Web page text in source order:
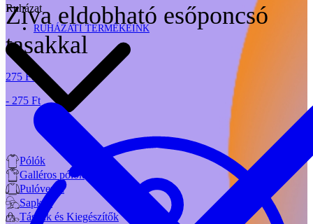
RUHÁZATI TERMÉKEINK
Ruházat
Pólók
Galléros pólók
Pulóverek
Sapkák
Táskák és Kiegészítők
Ziva eldobható esőponcsó
tasakkal
275 Ft
- 275 Ft